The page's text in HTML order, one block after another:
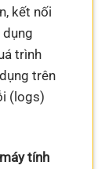
kết nối
trình
trên
(logs)
tính